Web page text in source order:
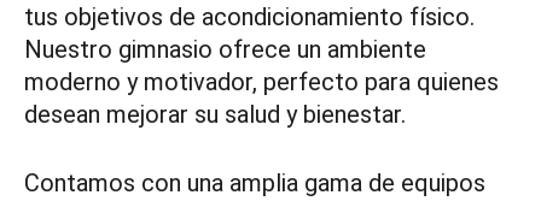
tus objetivos de acondicionamiento físico.
Nuestro gimnasio ofrece un ambiente
moderno y motivador, perfecto para quienes
desean mejorar su salud y bienestar.
Contamos con una amplia gama de equipos